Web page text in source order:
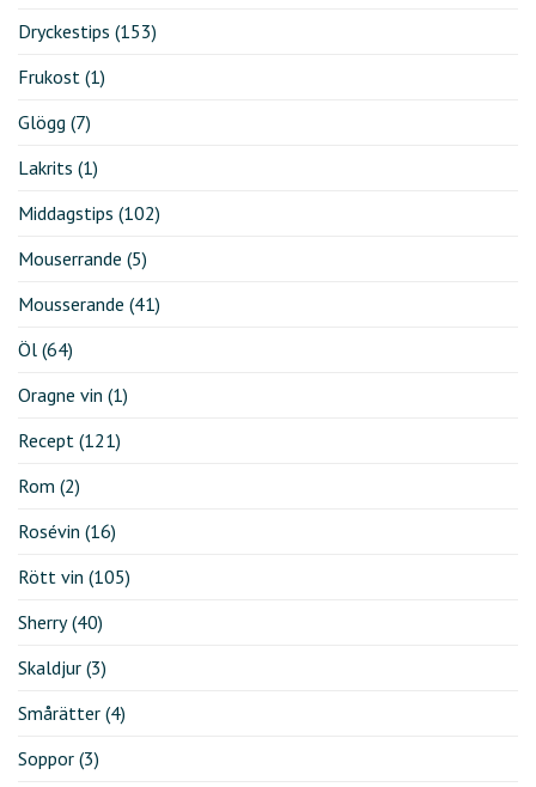
Dryckestips (153)
Frukost (1)
Glögg (7)
Lakrits (1)
Middagstips (102)
Mouserrande (5)
Mousserande (41)
Öl (64)
Oragne vin (1)
Recept (121)
Rom (2)
Rosévin (16)
Rött vin (105)
Sherry(40)
Skaldjur (3)
Smårätter (4)
Soppor (3)